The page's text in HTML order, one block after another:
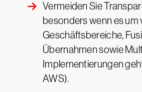
Vermeiden Sie
besonders wenn es um
Geschäftsbereiche,
Übernahmen sowie
Implementierungen
AWS).